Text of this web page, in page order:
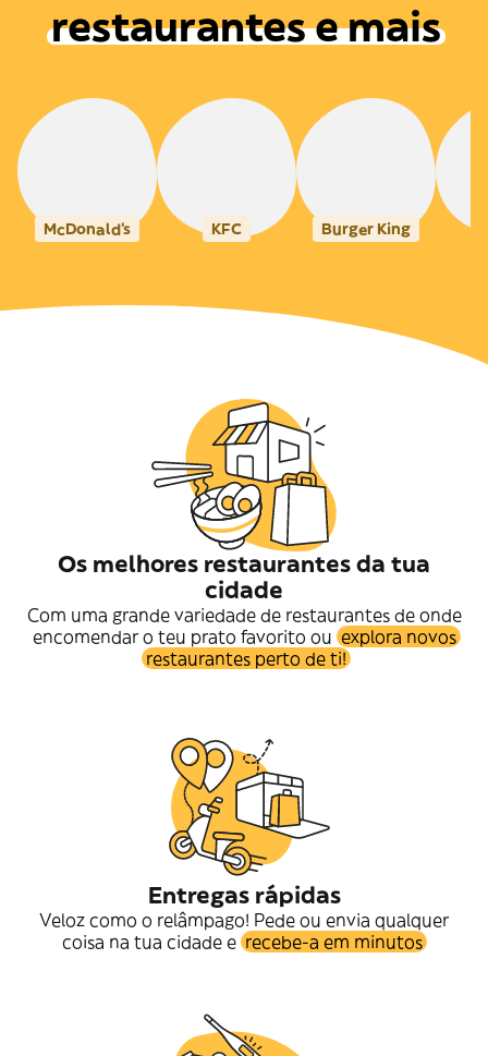
restaurantes e mais
McDonald's KFC Burger King
Os melhores restaurantes da tua
cidade
Com uma grande variedade de restaurantes de onde
encomendar o teu prato favorito ou explora novos
restaurantes perto de ti!
Entregas rápidas
Veloz como o relâmpago! Pede ou envia qualquer
coisa na tua cidade e recebe-a em minutos